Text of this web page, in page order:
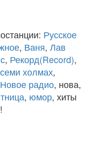
Русское
, Ваня, Лав
, Рекорд(Record),
холмах,
Новое радио, нова,
, юмор, хиты